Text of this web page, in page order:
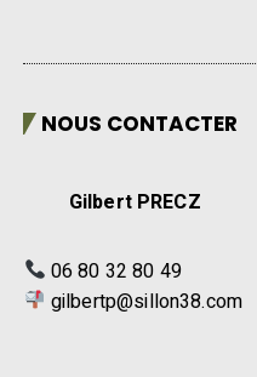
NOUS CONTACTER
Gilbert PRECZ
06 80 32 80 49
gilbertp@sillon38.com